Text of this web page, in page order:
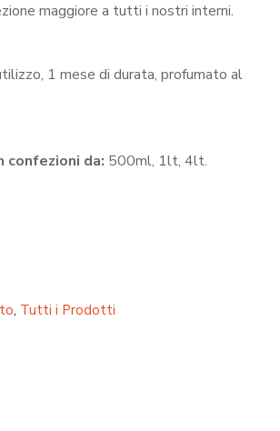
maggiore a tutti i nostri interni.
1 mese di durata, profumato al
confezioni da: 500ml, 1lt, 4lt.
, Tutti i Prodotti